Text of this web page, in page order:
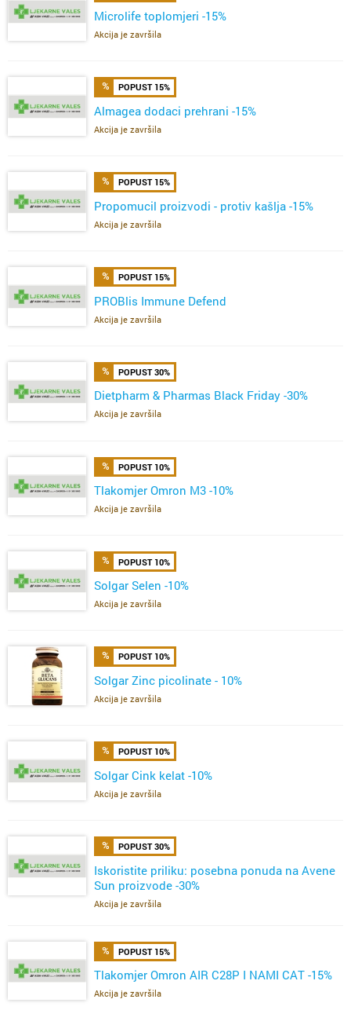
Microlife toplomjeri -15%
Akcija je završila
POPUST 15%
Almagea dodaci prehrani -15%
Akcija je završila
POPUST 15%
Propomucil proizvodi - protiv kašlja -15%
Akcija je završila
POPUST 15%
PROBlis Immune Defend
Akcija je završila
POPUST 30%
Dietpharm & Pharmas Black Friday -30%
Akcija je završila
POPUST 10%
Tlakomjer Omron M3 -10%
Akcija je završila
POPUST 10%
Solgar Selen -10%
Akcija je završila
POPUST 10%
Solgar Zinc picolinate - 10%
Akcija je završila
POPUST 10%
Solgar Cink kelat -10%
Akcija je završila
POPUST 30%
Iskoristite priliku: posebna ponuda na Avene
Sun proizvode -30%
Akcija je završila
POPUST 15%
Tlakomjer Omron AIR C28P I NAMI CAT -15%
Akcija je završila